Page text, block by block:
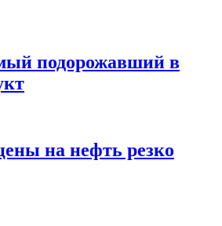
подорожавший в
на нефть резко